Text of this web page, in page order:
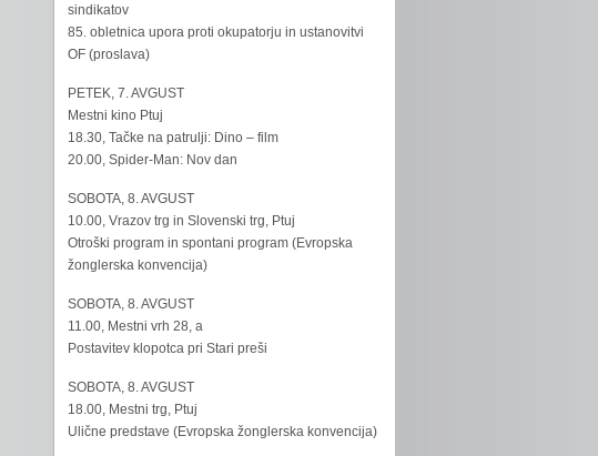
sindikatov
85. obletnica upora proti okupatorju in ustanovitvi
OF (proslava)
PETEK, 7. AVGUST
Mestni kino Ptuj
18.30, Tačke na patrulji: Dino – film
20.00, Spider-Man: Nov dan
SOBOTA, 8. AVGUST
10.00, Vrazov trg in Slovenski trg, Ptuj
Otroški program in spontani program (Evropska
žonglerska konvencija)
SOBOTA, 8. AVGUST
11.00, Mestni vrh 28, a
Postavitev klopotca pri Stari preši
SOBOTA, 8. AVGUST
18.00, Mestni trg, Ptuj
Ulične predstave (Evropska žonglerska konvencija)